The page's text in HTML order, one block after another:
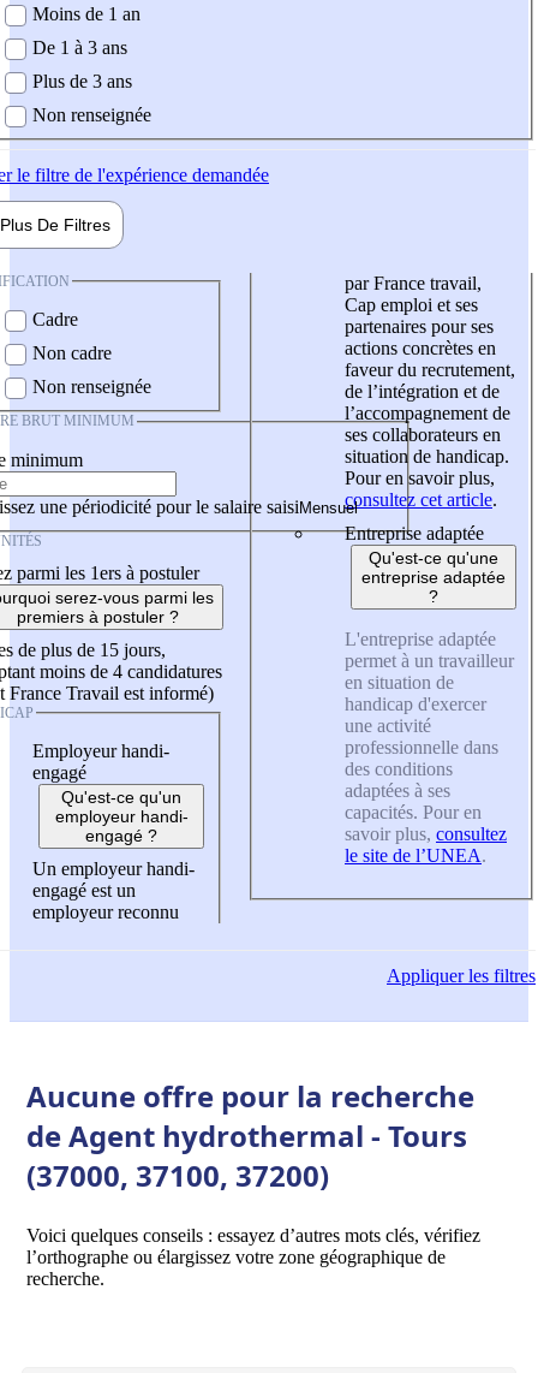
demandée
Moins de 1 an
De 1 à 3 ans
Plus de 3 ans
Non renseignée
le filtre de l'expérience demandée
Plus De Filtres
Cadre
Non cadre
Non renseignée
BRUT MINIMUM
minimum
une périodicité pour le salaire saisi
parmi les 1ers à postuler
serez-vous parmi les
premiers à postuler ?
de plus de 15 jours,
moins de 4 candidatures
France Travail est informé)
Employeur handi-
engagé
Qu'est-ce qu'un
employeur handi-
engagé ?
Un employeur handi-
engagé est un
employeur reconnu
par France travail,
Cap emploi et ses
partenaires pour ses
actions concrètes en
faveur du recrutement,
de l’intégration et de
l’accompagnement de
ses collaborateurs en
situation de handicap.
Pour en savoir plus,
consultez cet article.
Entreprise adaptée
Qu'est-ce qu'une
entreprise adaptée
?
L'entreprise adaptée
permet à un travailleur
en situation de
handicap d'exercer
une activité
professionnelle dans
des conditions
adaptées à ses
capacités. Pour en
savoir plus, consultez
le site de l’UNEA.
Appliquerles filtres
Aucune offre pour la recherche
de Agent hydrothermal - Tours
(37000, 37100, 37200)
Voici quelques conseils : essayez d’autres mots clés, vérifiez
l’orthographe ou élargissez votre zone géographique de
recherche.